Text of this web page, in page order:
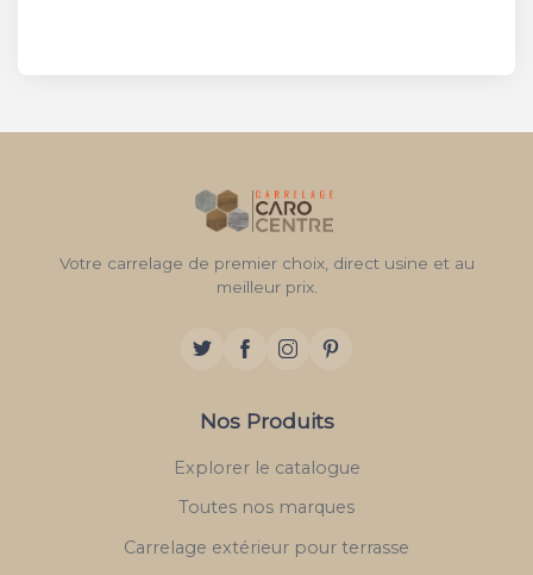
Votre carrelage de premier choix, direct usine et au
meilleur prix.
Nos Produits
Explorer le catalogue
Toutes nos marques
Carrelage extérieur pour terrasse